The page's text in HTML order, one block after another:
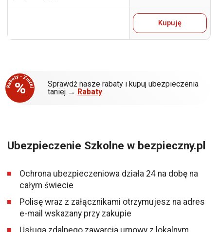
Kupuję
%
Rabaty - Zniżki
Sprawdź nasze rabaty i kupuj ubezpieczenia
taniej → Rabaty
Ubezpieczenie Szkolne w bezpieczny.pl
Ochrona ubezpieczeniowa działa 24 na dobę na
całym świecie
Polisę wraz z załącznikami otrzymujesz na adres
e-mail wskazany przy zakupie
Usługa zdalnego zawarcia umowy z lokalnym